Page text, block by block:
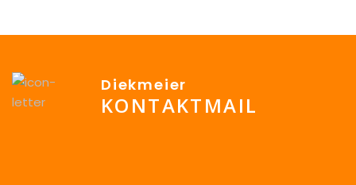
Diekmeier
KONTAKTMAIL